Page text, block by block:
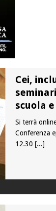
Cei,
scuola
Si terrà
Conferenza
12.30 [...]